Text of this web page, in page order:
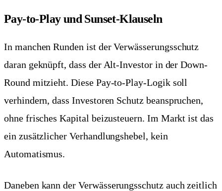
Pay-to-Play und Sunset-Klauseln
In manchen Runden ist der Verwässerungsschutz
daran geknüpft, dass der Alt-Investor in der Down-
Round mitzieht. Diese Pay-to-Play-Logik soll
verhindern, dass Investoren Schutz beanspruchen,
ohne frisches Kapital beizusteuern. Im Markt ist das
ein zusätzlicher Verhandlungshebel, kein
Automatismus.
Daneben kann der Verwässerungsschutz auch zeitlich